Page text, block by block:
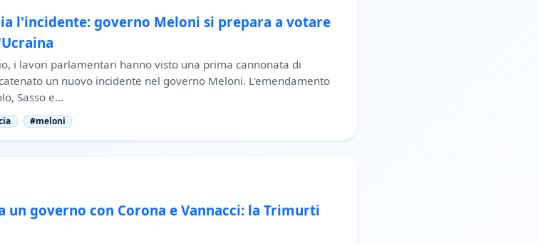
l'incidente: governo Meloni si prepara a votare
i lavori parlamentari hanno visto una prima cannonata di
un nuovo incidente nel governo Meloni. L'emendamento
Sasso e…
#meloni
un governo con Corona e Vannacci: la Trimurti